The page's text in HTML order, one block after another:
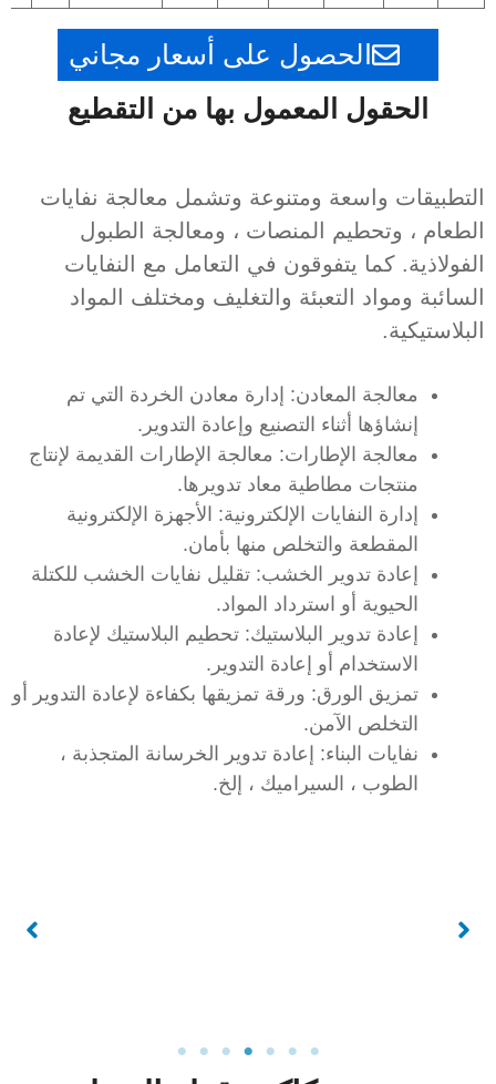
الحصول على أسعار مجاني
الحقول المعمول بها من التقطيع
التطبيقات واسعة ومتنوعة وتشمل معالجة نفايات
الطعام ، وتحطيم المنصات ، ومعالجة الطبول
الفولاذية. كما يتفوقون في التعامل مع النفايات
السائبة ومواد التعبئة والتغليف ومختلف المواد
البلاستيكية.
معالجة المعادن: إدارة معادن الخردة التي تم
إنشاؤها أثناء التصنيع وإعادة التدوير.
معالجة الإطارات: معالجة الإطارات القديمة لإنتاج
منتجات مطاطية معاد تدويرها.
إدارة النفايات الإلكترونية: الأجهزة الإلكترونية
المقطعة والتخلص منها بأمان.
إعادة تدوير الخشب: تقليل نفايات الخشب للكتلة
الحيوية أو استرداد المواد.
إعادة تدوير البلاستيك: تحطيم البلاستيك لإعادة
الاستخدام أو إعادة التدوير.
تمزيق الورق: ورقة تمزيقها بكفاءة لإعادة التدوير أو
التخلص الآمن.
نفايات البناء: إعادة تدوير الخرسانة المتجذبة ،
الطوب ، السيراميك ، إلخ.